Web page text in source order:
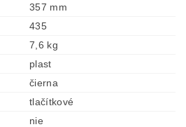
357 mm
435
7,6 kg
plast
čierna
tlačítkové
nie